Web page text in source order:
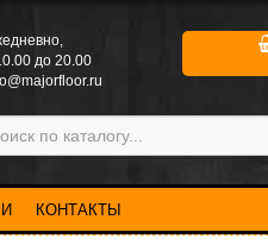
до 20.00
КОНТАКТЫ